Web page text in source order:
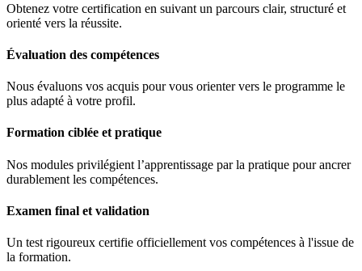
Obtenez votre certification en suivant un parcours clair, structuré et
orienté vers la réussite.
Évaluation des compétences
Nous évaluons vos acquis pour vous orienter vers le programme le
plus adapté à votre profil.
Formation ciblée et pratique
Nos modules privilégient l’apprentissage par la pratique pour ancrer
durablement les compétences.
Examen final et validation
Un test rigoureux certifie officiellement vos compétences à l'issue de
la formation.